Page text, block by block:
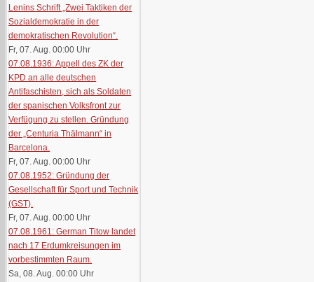
Lenins Schrift „Zwei Taktiken der
Sozialdemokratie in der
demokratischen Revolution“.
Fr, 07. Aug. 00:00 Uhr
07.08.1936: Appell des ZK der
KPD an alle deutschen
Antifaschisten, sich als Soldaten
der spanischen Volksfront zur
Verfügung zu stellen. Gründung
der „Centuria Thälmann“ in
Barcelona.
Fr, 07. Aug. 00:00 Uhr
07.08.1952: Gründung der
Gesellschaft für Sport und Technik
(GST).
Fr, 07. Aug. 00:00 Uhr
07.08.1961: German Titow landet
nach 17 Erdumkreisungen im
vorbestimmten Raum.
Sa, 08. Aug. 00:00 Uhr